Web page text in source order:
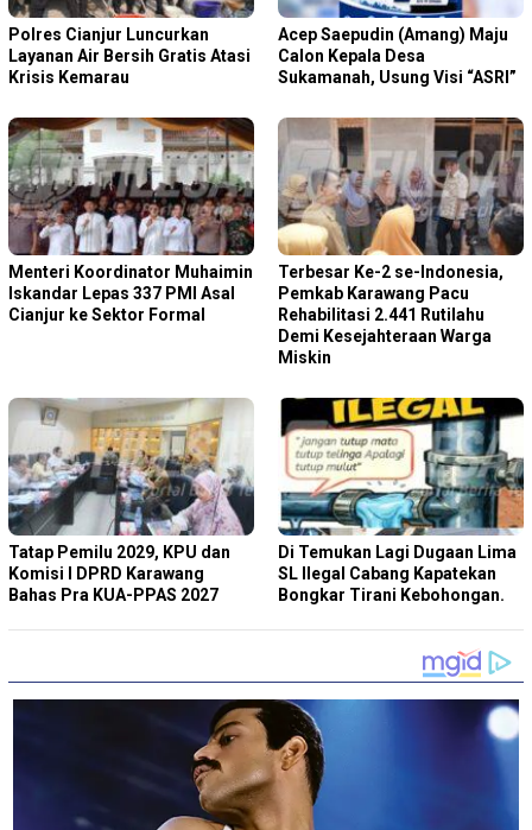
Polres Cianjur Luncurkan
Layanan Air Bersih Gratis Atasi
Krisis Kemarau
Acep Saepudin (Amang) Maju
Calon Kepala Desa
Sukamanah, Usung Visi “ASRI”
Menteri Koordinator Muhaimin
Iskandar Lepas 337 PMI Asal
Cianjur ke Sektor Formal
Terbesar Ke-2 se-Indonesia,
Pemkab Karawang Pacu
Rehabilitasi 2.441 Rutilahu
Demi Kesejahteraan Warga
Miskin
Tatap Pemilu 2029, KPU dan
Komisi I DPRD Karawang
Bahas Pra KUA-PPAS 2027
Di Temukan Lagi Dugaan Lima
SL Ilegal Cabang Kapatekan
Bongkar Tirani Kebohongan.